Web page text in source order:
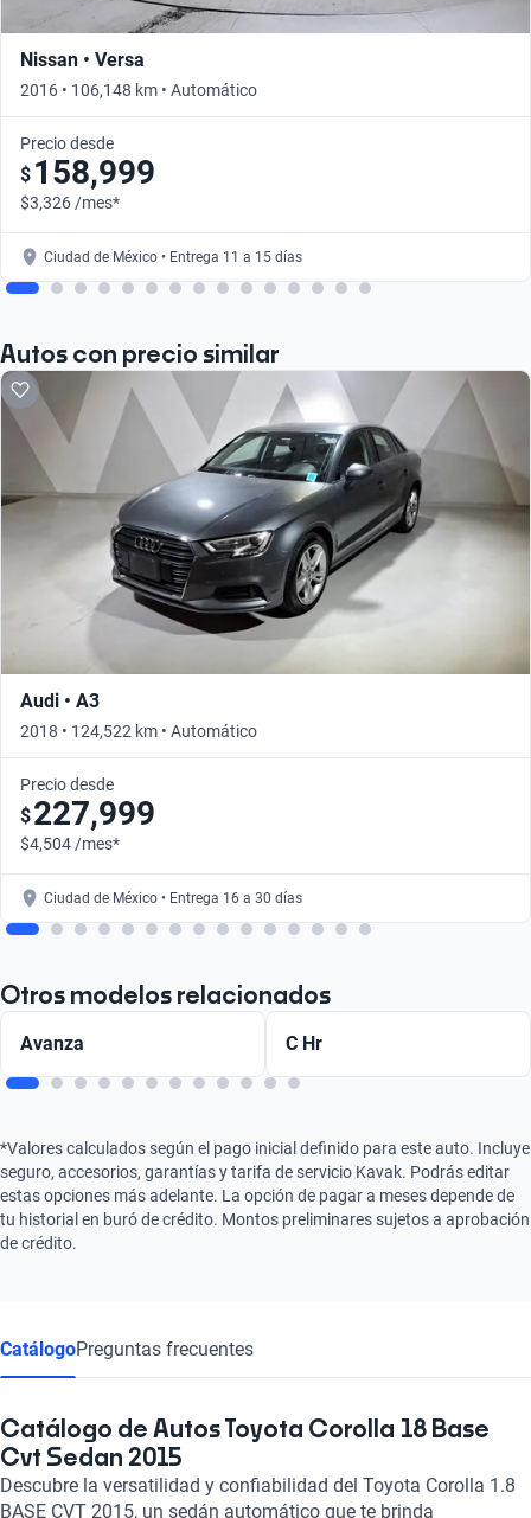
Nissan • Versa
2016 • 106,148 km • Automático
Precio desde
$ 158,999
$3,326 /mes*
Ciudad de México • Entrega 11 a 15 días
Autos con precio similar
Audi • A3
2018 • 124,522 km • Automático
Precio desde
$227,999
$4,504 /mes*
Ciudad de México • Entrega 16 a 30 días
Otros modelos relacionados
Avanza C Hr
*Valores calculados según el pago inicial definido para este auto. Incluye
seguro, accesorios, garantías y tarifa de servicio Kavak. Podrás editar
estas opciones más adelante. La opción de pagar a meses depende de
tu historial en buró de crédito. Montos preliminares sujetos a aprobación
de crédito.
CatálogoPreguntas frecuentes
Catálogo de Autos Toyota Corolla 18 Base
Cvt Sedan 2015
Descubre la versatilidad y confiabilidad del Toyota Corolla 1.8
BASE CVT 2015, un sedán automático que te brinda